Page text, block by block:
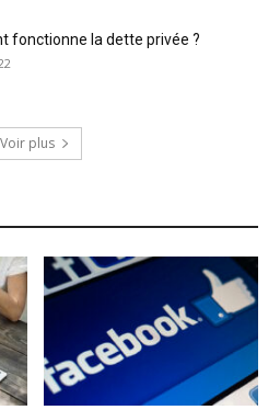
fonctionne la dette privée ?
Voir plus